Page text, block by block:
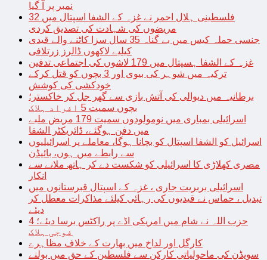
نمبر پر آ گیا
فلسطینی ہلال احمر نے غزہ کے الشفا اسپتال میں 32
مریضوں کی شہادت کی تصدیق کردی
جنسی حملہ کیس میں بے گناہ 35 سال سزا کاٹنے والے قیدی
کیلیے لاکھوں ڈالرز زرتلافی
غزہ کے الشفا ہسپتال میں 179 لاشوں کی اجتماعی تدفین
ترکیہ میں شوہر کی بیوی اور 3 بچوں کو قتل کرکے
خودکشی کی کوشش
برطانیہ میں دیوالی کی آتش بازی سے گھر جل کر خاکستر؛
بچوں سمیت 5 افراد ہلاک
اسرائیلی بمباری میں نومولودوں سمیت 179 مریض ملبے
میں دفن ہوگئے، ڈائریکٹر الشفا
اسرائیل کو الشفا اسپتال کو بچانا ہوگا، معاملے پر اسرائیلیوں
سے رابطے میں ہوں، بائیڈن
مصری کھلاڑی کا اسرائیلی کو شکست دے کر ہاتھ ملانے سے
انکار
اسرائیلی بربریت جاری ، غزہ کے اسپتال قبرستانوں میں
تبدیل ، حماس نے قیدیوں کی رہائی کیلئے مذاکرات معطل کر
دیئے
حزب اللہ نے شام میں امریکی اڈے پر راکٹس برسا دیئے؛ 4
فوجی ہلاک
کارگل اور لداخ میں بھارت کے خلاف مظاہرے
سویڈن کی ماحولیاتی کارکن سے فلسطین کے حق میں بولنے